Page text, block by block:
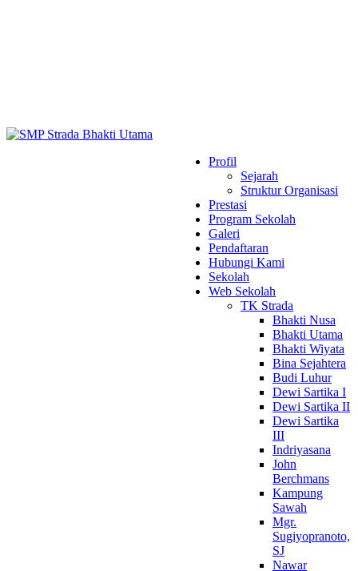
Profil
Sejarah
Struktur Organisasi
Prestasi
Program Sekolah
Galeri
Pendaftaran
Hubungi Kami
Sekolah
Web Sekolah
TK Strada
Bhakti Nusa
Bhakti Utama
Bhakti Wiyata
Bina Sejahtera
Budi Luhur
Dewi Sartika I
Dewi Sartika II
Dewi Sartika
III
Indriyasana
John
Berchmans
Kampung
Sawah
Mgr.
Sugiyopranoto,
SJ
Nawar